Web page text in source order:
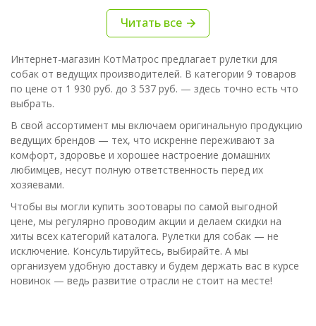
спокойным, что пёс не
прогулки.
материал. Покупкой
остался доволен.
Теперь не переживаю
сорвётся с поводка и
убежит.
Читать все
Интернет-магазин КотМатрос предлагает рулетки для
собак от ведущих производителей. В категории 9 товаров
по цене от 1 930 руб. до 3 537 руб. — здесь точно есть что
выбрать.
В свой ассортимент мы включаем оригинальную продукцию
ведущих брендов — тех, что искренне переживают за
комфорт, здоровье и хорошее настроение домашних
любимцев, несут полную ответственность перед их
хозяевами.
Чтобы вы могли купить зоотовары по самой выгодной
цене, мы регулярно проводим акции и делаем скидки на
хиты всех категорий каталога. Рулетки для собак — не
исключение. Консультируйтесь, выбирайте. А мы
организуем удобную доставку и будем держать вас в курсе
новинок — ведь развитие отрасли не стоит на месте!